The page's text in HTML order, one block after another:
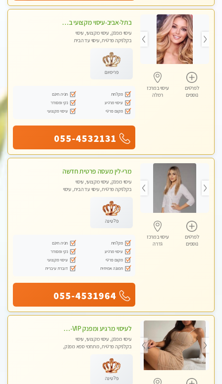
לפרטים
נוספים
עיסוי במרכז
רמלה
בתל-אביב-עיסוי מקצועי ברמה אחת מעל הכולל אבנים חמות רקמות עמוק בשילוב של כל סוגי העיסוי.
עיסוי מפנק, עיסוי מקצועי, עיסוי
בקלניקה פרטית, עיסוי עד הבית
פרימיום
מקלחת
חניה חינם
עיסוי מרגיע
נקי ומסודר
מקום פרטי
עיסוי מקצועי
055-4532131
לפרטים
נוספים
עיסוי במרכז
גדרה
מרי-לין מעסה פרטית חדשה
עיסוי מפנק, עיסוי מקצועי, עיסוי
בקלניקה פרטית, עיסוי עד הבית, עיסוי
פלטינה
מקלחת
חניה חינם
עיסוי מרגיע
נקי ומסודר
מקום פרטי
עיסוי מקצועי
תמונה אמיתית
דוברת עיברית
055-4531964
לעיסוי מרגיע ומפנק VIP-מומלץ לחלוטין! פרטי! ​​​​​​ Highly recommended
עיסוי מפנק, עיסוי מקצועי, עיסוי
בקלניקה פרטית, מתחמי ספא מפנק,
טנטרה
פלטינה